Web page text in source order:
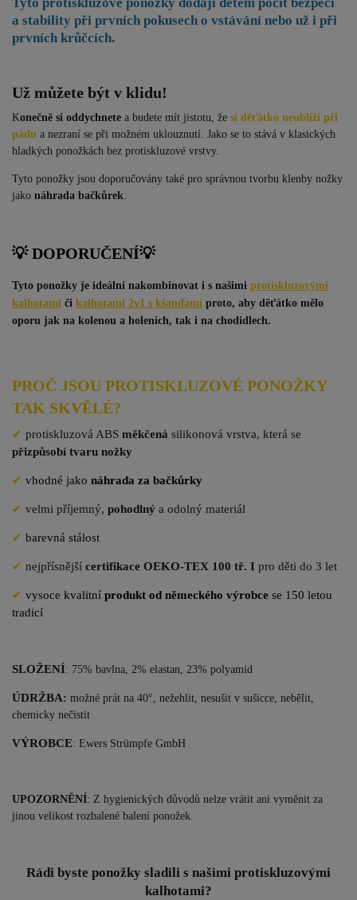
a stability při prvních pokusech o vstávání nebo už i při
prvních krůčcích.
Už můžete být v klidu!
Konečně si oddychnete a budete mít jistotu, že si děťátko neublíží při
pádu a nezraní se při možném uklouznutí. Jako se to stává v klasických
hladkých ponožkách bez protiskluzové vrstvy.
Tyto ponožky jsou doporučovány také pro správnou tvorbu klenby nožky
jako náhrada bačkůrek
💡 DOPORUČENÍ💡
Tyto ponožky je ideální nakombinovat i s našimi protiskluzovými
kalhotami či kalhotami 2v1 s kšandami proto, aby děťátko mělo
oporu jak na kolenou a holeních, tak i na chodidlech.
PROČ JSOU PROTISKLUZOVÉ PONOŽKY
TAK SKVĚLÉ?
✔ protiskluzová ABS měkčená silikonová vrstva, která se
přizpůsobí tvaru nožky
✔ vhodné jako náhrada za bačkůrky
✔ velmi příjemný, pohodlný a odolný materiál
✔ barevná stálost
✔ nejpřísnější certifikace OEKO-TEX 100 tř. I pro děti do 3 let
✔ vysoce kvalitní produkt od německého výrobce se 150 letou
tradicí
SLOŽENÍ: 75% bavlna, 2% elastan, 23% polyamid
ÚDRŽBA: možné prát na 40°, nežehlit, nesušit v sušicce, nebělit,
chemicky nečistit
VÝROBCE: Ewers Strümpfe GmbH
UPOZORNĚNÍ: Z hygienických důvodů nelze vrátit ani vyměnit za
jinou velikost rozbalené balení ponožek.
Rádi byste ponožky sladili s našimi protiskluzovými
kalhotami?